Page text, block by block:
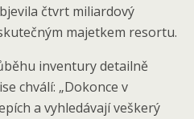
čtvrt miliardový
majetkem resortu.
inventury detailně
chválí: „Dokonce v
a vyhledávají veškerý